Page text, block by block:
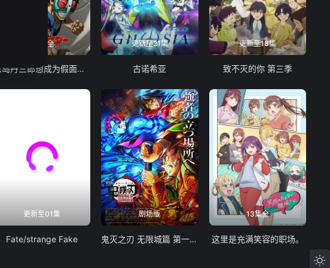
24集全
东岛丹三郎想成为假面骑士
更新至21集
古诺希亚
更新至18集
致不灭的你 第三季
更新至01集
Fate/strange Fake
剧场版
鬼灭之刃 无限城篇 第一章 猗窝座再袭
13集全
这里是充满笑容的职场。